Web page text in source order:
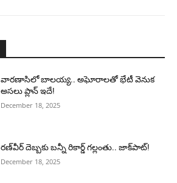
వారణాసిలో బాలయ్య.. అఘోరాలతో భేటీ వెనుక
అసలు ప్లాన్ ఇదే!
December 18, 2025
రణ్‌వీర్ దెబ్బకు బన్నీ రికార్డ్ గల్లంతు.. జాక్‌పాట్!
December 18, 2025